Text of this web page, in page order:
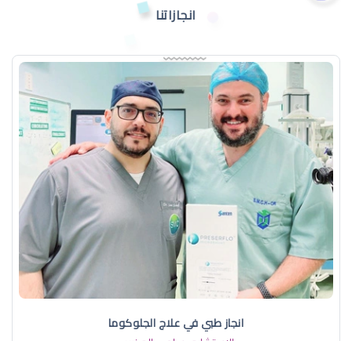
انجازاتنا
انجاز طبي في علاج الجلوكوما